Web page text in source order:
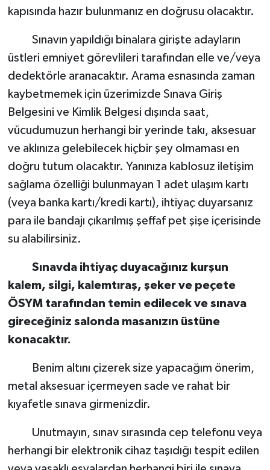
kapısında hazır bulunmanız en doğrusu olacaktır.
Sınavın yapıldığı binalara girişte adayların
üstleri emniyet görevlileri tarafından elle ve/veya
dedektörle aranacaktır. Arama esnasında zaman
kaybetmemek için üzerimizde Sınava Giriş
Belgesini ve Kimlik Belgesi dışında saat,
vücudumuzun herhangi bir yerinde takı, aksesuar
ve aklınıza gelebilecek hiçbir şey olmaması en
doğru tutum olacaktır. Yanınıza kablosuz iletişim
sağlama özelliği bulunmayan 1 adet ulaşım kartı
(veya banka kartı/kredi kartı), ihtiyaç duyarsanız
para ile bandajı çıkarılmış şeffaf pet şişe içerisinde
su alabilirsiniz.
Sınavda ihtiyaç duyacağınız kurşun
kalem, silgi, kalemtıraş, şeker ve peçete
ÖSYM tarafından temin edilecek ve sınava
gireceğiniz salonda masanızın üstüne
konacaktır.
Benim altını çizerek size yapacağım önerim,
metal aksesuar içermeyen sade ve rahat bir
kıyafetle sınava girmenizdir.
Unutmayın, sınav sırasında cep telefonu veya
herhangi bir elektronik cihaz taşıdığı tespit edilen